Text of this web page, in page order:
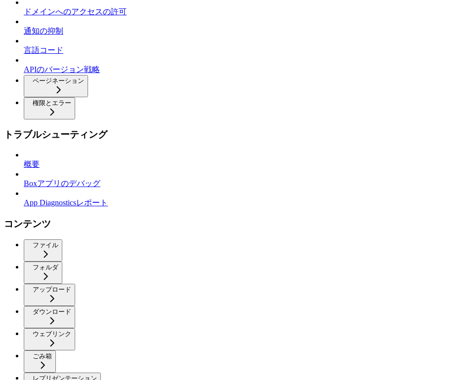
ドメインへのアクセスの許可
通知の抑制
言語コード
APIのバージョン戦略
ページネーション
権限とエラー
トラブルシューティング
概要
Boxアプリのデバッグ
App Diagnosticsレポート
コンテンツ
ファイル
フォルダ
アップロード
ダウンロード
ウェブリンク
ごみ箱
レプリゼンテーション